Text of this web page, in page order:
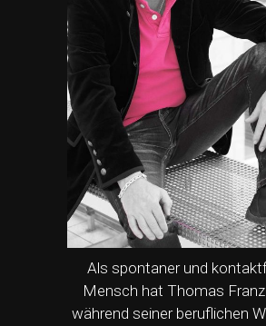
Als spontaner und
Mensch hat Thomas Franz
während seiner beruflichen